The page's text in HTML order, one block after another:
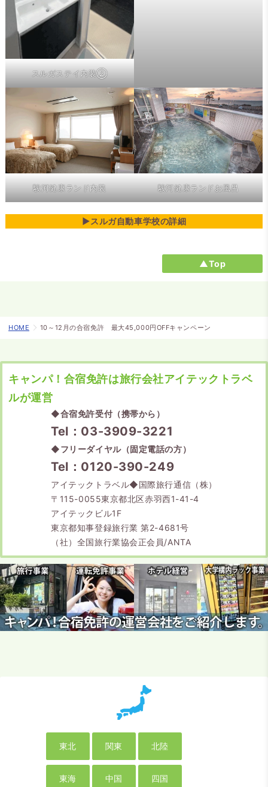
スルガステイ内装②
駿河健康ランド内装 駿河健康ランドお風呂
▶スルガ自動車学校の詳細
▲Top
HOME 10～12月の合宿免許 最大45,000円OFFキャンペーン
キャンパ！合宿免許は旅行会社アイテックトラベ
ルが運営
◆合宿免許受付（携帯から）
Tel：03-3909-3221
◆フリーダイヤル（固定電話の方）
Tel：0120-390-249
アイテックトラベル◆国際旅行通信（株）
〒115-0055東京都北区赤羽西1-41-4
アイテックビル1F
東京都知事登録旅行業 第2-4681号
（社）全国旅行業協会正会員/ANTA
東北 関東 北陸
東海 中国 四国